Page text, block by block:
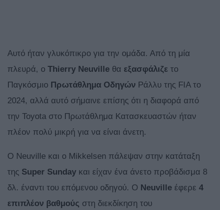
Αυτό ήταν γλυκόπικρο για την ομάδα. Από τη μία
πλευρά, ο Thierry Neuville θα εξασφάλιζε το
Παγκόσμιο Πρωτάθλημα Οδηγών Ράλλυ της FIA το
2024, αλλά αυτό σήμαινε επίσης ότι η διαφορά από
την Toyota στο Πρωτάθλημα Κατασκευαστών ήταν
πλέον πολύ μικρή για να είναι άνετη.
Ο Neuville και ο Mikkelsen πάλεψαν στην κατάταξη
της Super Sunday και είχαν ένα άνετο προβάδισμα 8
δλ. έναντι του επόμενου οδηγού. Ο Neuville έφερε 4
επιπλέον βαθμούς στη διεκδίκηση του